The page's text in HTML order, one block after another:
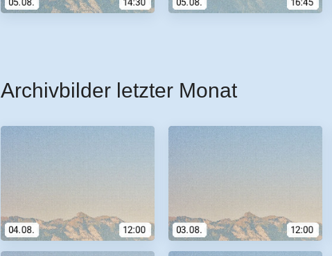
Archivbilder letzter Monat